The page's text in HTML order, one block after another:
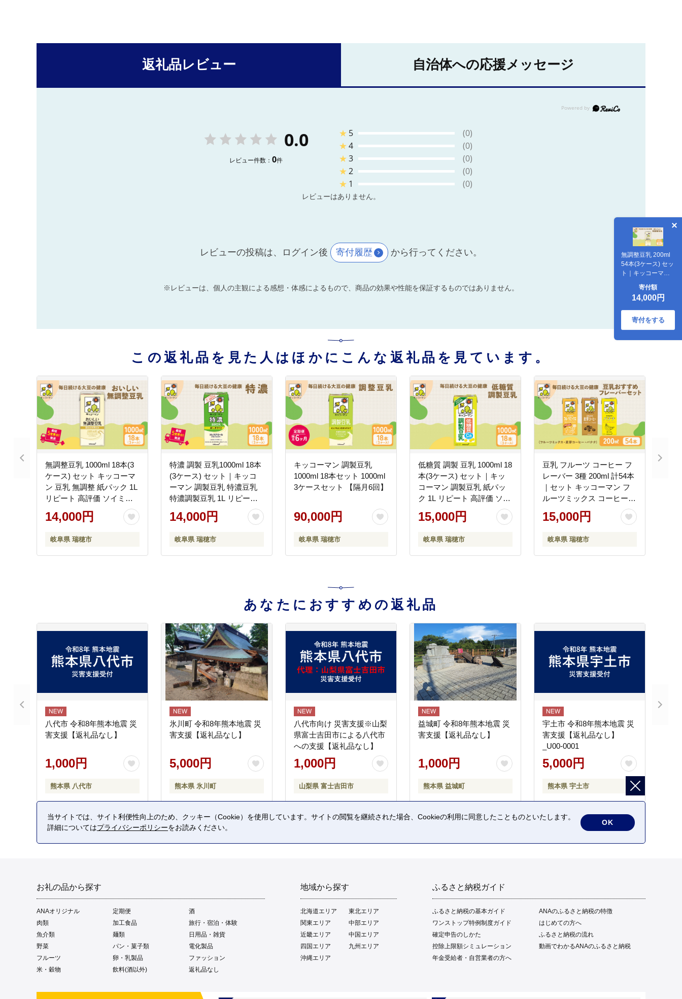
無調整豆乳 200ml
54本(3ケース) セッ
ト｜キッコーマン
ク リピート 高評価
ソイミルク 植物性
ミルク 常温 常温保
存 飲み物 飲料 ドリ
ンク コレステロー
寄付額
14,000円
寄付をする
返礼品レビュー 自治体への応援メッセージ
0.0
レビュー件数： 0件
★ 5
(0)
★4
(0)
★3
(0)
★2
(0)
★ 1 (0)
レビューはありません。
レビューの投稿は、ログイン後 寄付履歴 から行ってください。
※レビューは、個人の主観による感想・体感によるもので、商品の効果や性能を保証するものではありません。
この返礼品を見た人はほかにこんな返礼品を見ています。
無調整豆乳 1000ml 18本(3
ケース) セット キッコーマ
ン 豆乳 無調整 紙パック 1L
リピート 高評価 ソイミル
ク 植物性ミルク 常温 常温
保存 飲み物 飲料 ドリンク
美容 1000
14,000円
岐阜県 瑞穂市
特濃 調製 豆乳1000ml 18本
(3ケース) セット｜キッコ
ーマン 調製豆乳 特濃豆乳
特濃調製豆乳 1L リピート
高評価 ソイミルク 植物性
ミルク 常温保存 飲み物 飲
健康 美容 1000
14,000円
岐阜県 瑞穂市
キッコーマン 調製豆乳
1000ml 18本セット 1000ml
3ケースセット 【隔月6回】
90,000円
岐阜県 瑞穂市
低糖質 調製 豆乳 1000ml 18
本(3ケース) セット｜キッ
コーマン 調製豆乳 紙パッ
ク 1L リピート 高評価 ソイ
ミルク 植物性ミルク 常温
常温保存 飲み物 飲料 ドリ
1000 岐阜
15,000円
岐阜県 瑞穂市
豆乳 フルーツ コーヒー フ
レーバー 3種 200ml 計54本
｜セット キッコーマン フ
ルーツミックス コーヒー
バナナ 飲み比べ 紙パック
ソイミルク 植物性ミルク
ース 果物 200 健康 美容
15,000円
岐阜県 瑞穂市
あなたにおすすめの返礼品
八代市 令和8年熊本地震 災
害支援【返礼品なし】
1,000円
熊本県 八代市
氷川町 令和8年熊本地震 災
害支援【返礼品なし】
5,000円
熊本県 氷川町
八代市向け 災害支援※山梨
県富士吉田市による八代市
への支援【返礼品なし】
1,000円
山梨県 富士吉田市
益城町 令和8年熊本地震 災
害支援【返礼品なし】
1,000円
熊本県 益城町
宇土市 令和8年熊本地震 災
害支援【返礼品なし】
_U00-0001
5,000円
熊本県 宇土市
お礼の品から探す
ANAオリジナル 定期便
酒
肉類
加工食品
旅行・宿泊・体験
魚介類
麺類
日用品・雑貨
野菜
パン・菓子類
電化製品
フルーツ
卵・乳製品
ファッション
米・穀物
飲料(酒以外) 返礼品なし
地域から探す
北海道エリア
東北エリア
関東エリア
中部エリア
近畿エリア
中国エリア
四国エリア
九州エリア
沖縄エリア
ふるさと納税ガイド
ふるさと納税の基本ガイド
ANAのふるさと納税の特徴
ワンストップ特例制度ガイド
はじめての方へ
確定申告のしかた
ふるさと納税の流れ
控除上限額シミュレーション
動画でわかるANAのふるさと納税
年金受給者・自営業者の方へ
当サイトでは、サイト利便性向上のため、クッキー（Cookie）を使用しています。サイトの閲覧を継続された場合、Cookieの利用に同意したことものといたします。
詳細についてはプライバシーポリシーをお読みください。
OK